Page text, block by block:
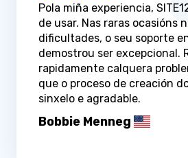
Pola miña experiencia,
de usar. Nas raras ocasións
dificultades, o seu soporte
demostrou ser excepcional.
rapidamente calquera
que o proceso de creación
sinxelo e agradable.
Bobbie Menneg